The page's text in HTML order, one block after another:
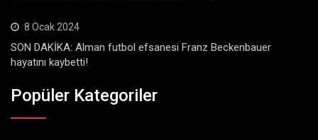
8 Ocak 2024
SON DAKİKA: Alman futbol efsanesi Franz Beckenbauer
hayatını kaybetti!
Popüler Kategoriler